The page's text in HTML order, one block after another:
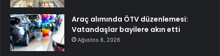
Araç alımında ÖTV düzenlemesi:
Vatandaşlar bayilere akın etti
Ağustos 8, 2026